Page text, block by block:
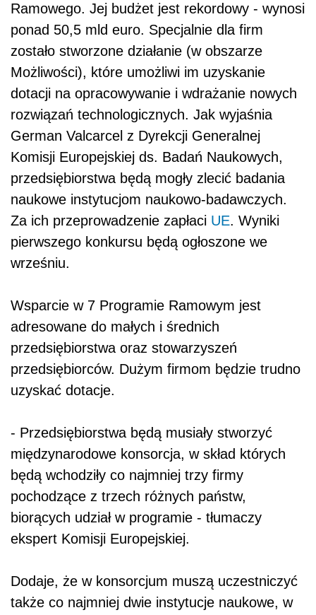
Ramowego. Jej budżet jest rekordowy - wynosi
ponad 50,5 mld euro. Specjalnie dla firm
zostało stworzone działanie (w obszarze
Możliwości), które umożliwi im uzyskanie
dotacji na opracowywanie i wdrażanie nowych
rozwiązań technologicznych. Jak wyjaśnia
German Valcarcel z Dyrekcji Generalnej
Komisji Europejskiej ds. Badań Naukowych,
przedsiębiorstwa będą mogły zlecić badania
naukowe instytucjom naukowo-badawczych.
Za ich przeprowadzenie zapłaci UE. Wyniki
pierwszego konkursu będą ogłoszone we
wrześniu.
Wsparcie w 7 Programie Ramowym jest
adresowane do małych i średnich
przedsiębiorstwa oraz stowarzyszeń
przedsiębiorców. Dużym firmom będzie trudno
uzyskać dotacje.
- Przedsiębiorstwa będą musiały stworzyć
międzynarodowe konsorcja, w skład których
będą wchodziły co najmniej trzy firmy
pochodzące z trzech różnych państw,
biorących udział w programie - tłumaczy
ekspert Komisji Europejskiej.
Dodaje, że w konsorcjum muszą uczestniczyć
także co najmniej dwie instytucje naukowe, w